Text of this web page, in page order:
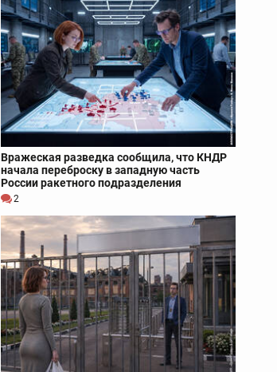
Вражеская разведка сообщила, что КНДР
начала переброску в западную часть
России ракетного подразделения
2